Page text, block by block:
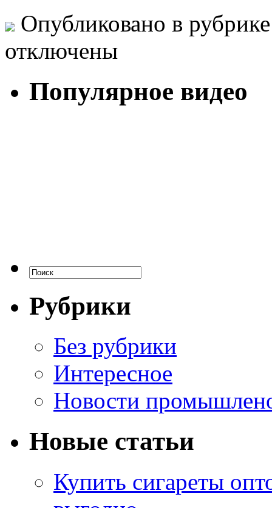
Опубликовано в
отключены
Популярное видео
Рубрики
Без рубрики
Интересное
Новости
Новые статьи
Купить сигареты